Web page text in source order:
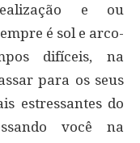
e ou
é sol e arco-
difíceis, na
para os seus
estressantes do
você na